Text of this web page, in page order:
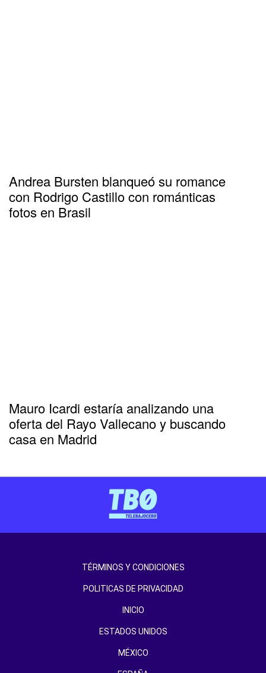
Andrea Bursten blanqueó su romance
con Rodrigo Castillo con románticas
fotos en Brasil
Mauro Icardi estaría analizando una
oferta del Rayo Vallecano y buscando
casa en Madrid
TÉRMINOS Y CONDICIONES
POLITICAS DE PRIVACIDAD
INICIO
ESTADOS UNIDOS
MÉXICO